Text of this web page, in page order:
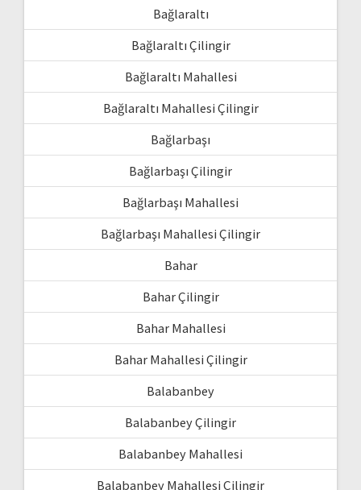
Bağlaraltı
Bağlaraltı Çilingir
Bağlaraltı Mahallesi
Bağlaraltı Mahallesi Çilingir
Bağlarbaşı
Bağlarbaşı Çilingir
Bağlarbaşı Mahallesi
Bağlarbaşı Mahallesi Çilingir
Bahar
Bahar Çilingir
Bahar Mahallesi
Bahar Mahallesi Çilingir
Balabanbey
Balabanbey Çilingir
Balabanbey Mahallesi
Balabanbey Mahallesi Çilingir